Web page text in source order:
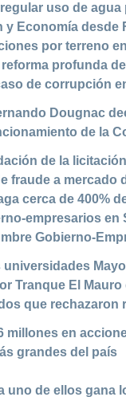
uso de agua
Economía desde
por terreno
profunda
de corrupción
Dougnac
de la
de la
fraude a mercado
cerca de 400%
empresarios en
Gobierno-
Tranque El
que rechazaron
millones en
grandes del país
uno de ellos gana